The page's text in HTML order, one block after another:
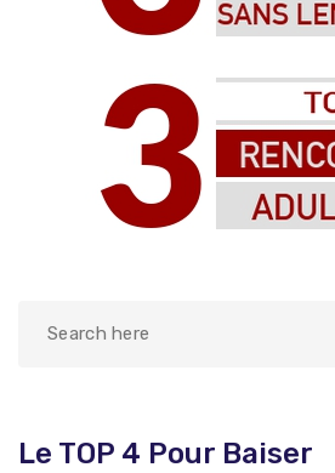
Le TOP 4 Pour Baiser